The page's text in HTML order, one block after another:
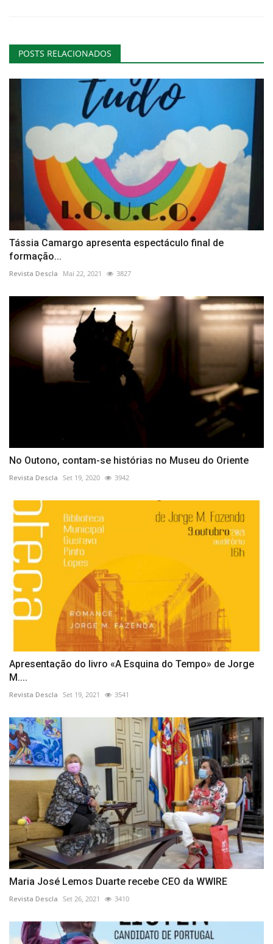
POSTS RELACIONADOS
Tássia Camargo apresenta espectáculo final de
formação...
Revista Descla Mai 22, 2021 3827
No Outono, contam-se histórias no Museu do Oriente
Revista Descla Set 19, 2020 3942
Apresentação do livro «A Esquina do Tempo» de Jorge
M....
Revista Descla Set 19, 2021 3541
Maria José Lemos Duarte recebe CEO da WWIRE
Revista Descla Set 26, 2021 3410